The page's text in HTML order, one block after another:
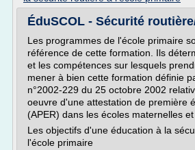
ÉduSCOL - Sécurité
Les programmes de l'école primaire
référence de cette formation. Ils
et les compétences sur lesquels
mener à bien cette formation définie
n°2002-229 du 25 octobre 2002
oeuvre d'une attestation de première
(APER) dans les écoles maternelles
Les objectifs d'une éducation à la
l'école primaire